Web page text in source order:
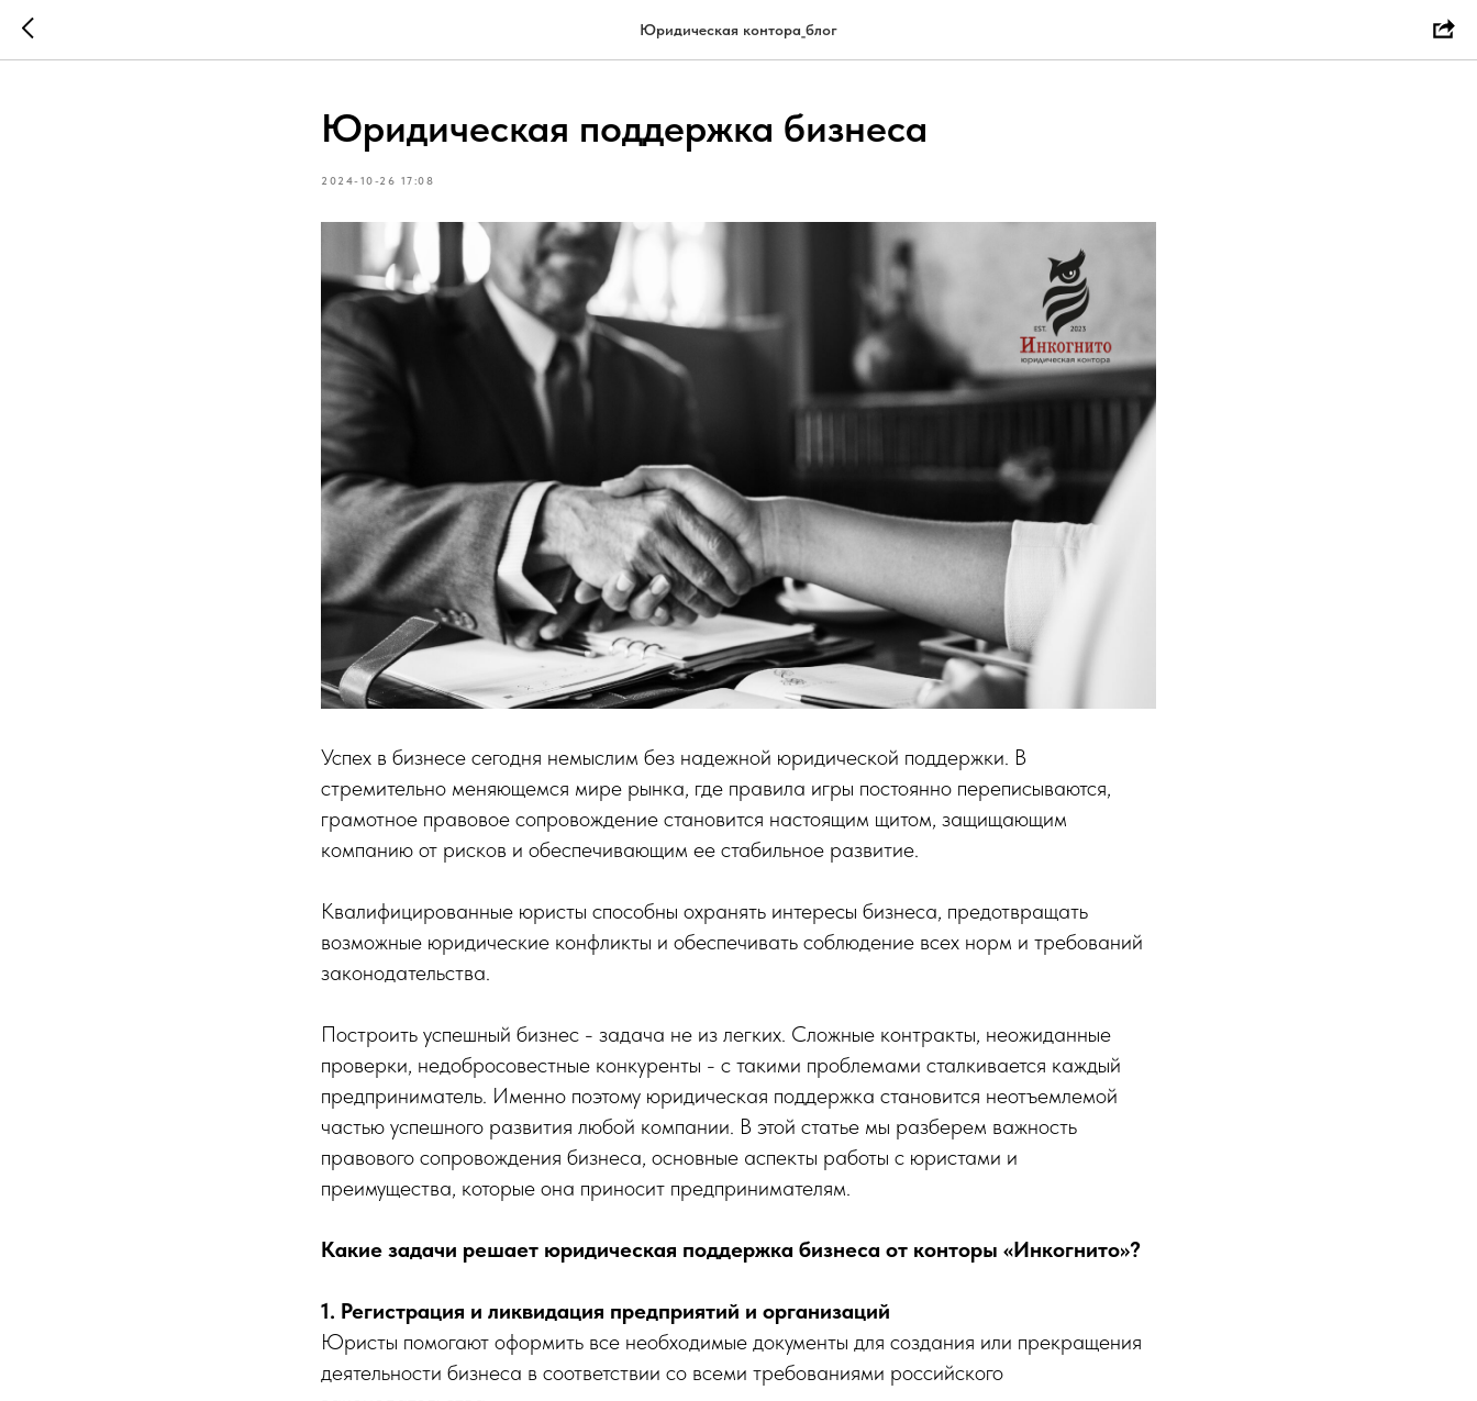
Юридическая контора_блог
Юридическая поддержка бизнеса
2024-10-26 17:08
Успех в бизнесе сегодня немыслим без надежной юридической поддержки. В
стремительно меняющемся мире рынка, где правила игры постоянно переписываются,
грамотное правовое сопровождение становится настоящим щитом, защищающим
компанию от рисков и обеспечивающим ее стабильное развитие.
Квалифицированные юристы способны охранять интересы бизнеса, предотвращать
возможные юридические конфликты и обеспечивать соблюдение всех норм и требований
законодательства.
Построить успешный бизнес - задача не из легких. Сложные контракты, неожиданные
проверки, недобросовестные конкуренты - с такими проблемами сталкивается каждый
предприниматель. Именно поэтому юридическая поддержка становится неотъемлемой
частью успешного развития любой компании. В этой статье мы разберем важность
правового сопровождения бизнеса, основные аспекты работы с юристами и
преимущества, которые она приносит предпринимателям.
Какие задачи решает юридическая поддержка бизнеса от конторы «Инкогнито»?
1. Регистрация и ликвидация предприятий и организаций
Юристы помогают оформить все необходимые документы для создания или прекращения
деятельности бизнеса в соответствии со всеми требованиями российского